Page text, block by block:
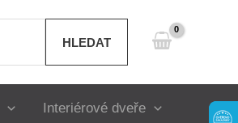
HLEDAT
Interiérové dveře